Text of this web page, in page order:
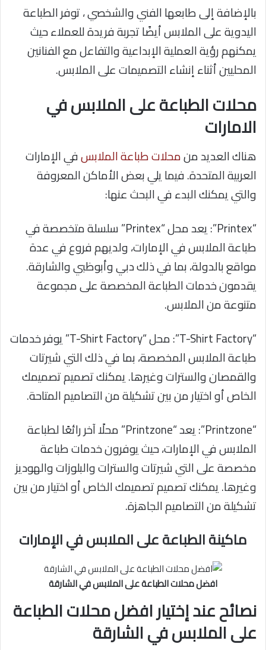
بالإضافة إلى طابعها الفني والشخصي ، توفر الطباعة
اليدوية على الملابس أيضًا تجربة فريدة للعملاء حيث
يمكنهم رؤية العملية الإبداعية والتفاعل مع الفنانين
المحليين أثناء إنشاء التصميمات على الملابس.
محلات الطباعة على الملابس في
الامارات
هناك العديد منمحلات طباعة الملابسفي الإمارات
العربية المتحدة. فيما يلي بعض الأماكن المعروفة
والتي يمكنك البدء في البحث عنها:
“Printex”: يعد محل “Printex” سلسلة متخصصة في
طباعة الملابس في الإمارات، ولديهم فروع في عدة
مواقع بالدولة، بما في ذلك دبي وأبوظبي والشارقة.
يقدمون خدمات الطباعة المخصصة على مجموعة
متنوعة من الملابس.
“T-Shirt Factory”: محل “T-Shirt Factory” يوفر خدمات
طباعة الملابس المخصصة، بما في ذلك التي شيرتات
والقمصان والسترات وغيرها. يمكنك تصميم تصميمك
الخاص أو اختيار من بين تشكيلة من التصاميم المتاحة.
“Printzone”: يعد “Printzone” محلًا آخر رائعًا لطباعة
الملابس في الإمارات، حيث يوفرون خدمات طباعة
مخصصة على التي شيرتات والسترات والبلوزات والهوديز
وغيرها. يمكنك تصميم تصميمك الخاص أو اختيار من بين
تشكيلة من التصاميم الجاهزة.
ماكينة الطباعة على الملابس في الإمارات
افضل محلات الطباعة على الملابس في الشارقة
نصائح عند إختيار افضل محلات الطباعة
على الملابس في الشارقة